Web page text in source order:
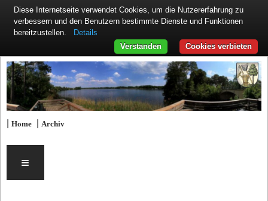
|Home |Archiv
≡
Diese Internetseite verwendet Cookies, um die Nutzererfahrung zu
verbessern und den Benutzern bestimmte Dienste und Funktionen
bereitzustellen.
Details
Cookies verbieten
Verstanden